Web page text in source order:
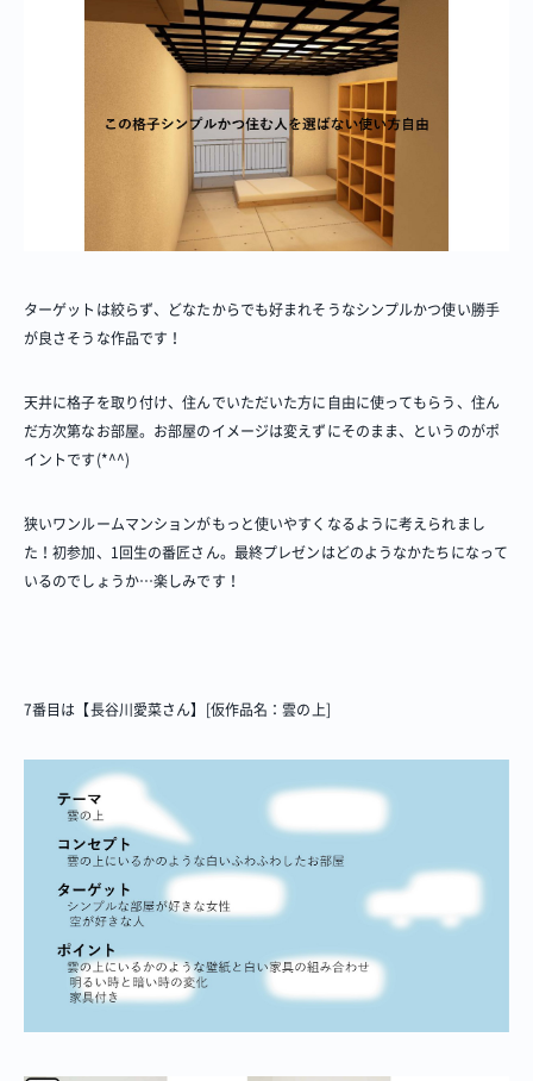
ターゲットは絞らず、どなたからでも好まれそうなシンプルかつ使い勝手
が良さそうな作品です！
天井に格子を取り付け、住んでいただいた方に自由に使ってもらう、住ん
だ方次第なお部屋。お部屋のイメージは変えずにそのまま、というのがポ
イントです(*^^)
狭いワンルームマンションがもっと使いやすくなるように考えられまし
た！初参加、1回生の番匠さん。最終プレゼンはどのようなかたちになって
いるのでしょうか…楽しみです！
7番目は【長谷川愛菜さん】[仮作品名：雲の上]